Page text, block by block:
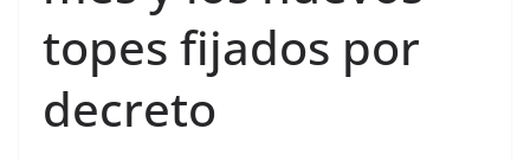
topes fijados por
decreto